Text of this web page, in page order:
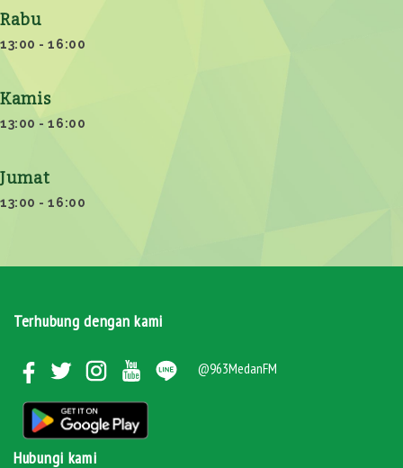
Rabu
13:00 - 16:00
Kamis
13:00 - 16:00
Jumat
13:00 - 16:00
Terhubung dengan kami
@963MedanFM
Hubungi kami